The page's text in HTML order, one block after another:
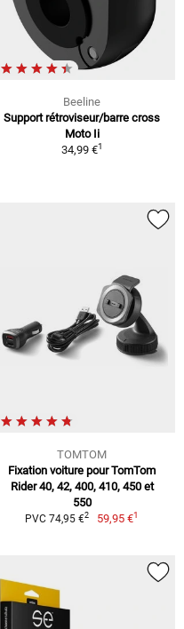
Beeline
Support rétroviseur/barre cross
Moto Ii
34,99 €1
TOMTOM
Fixation voiture pour TomTom
Rider 40, 42, 400, 410, 450 et
550
PVC 74,95 €2 59,95 €1